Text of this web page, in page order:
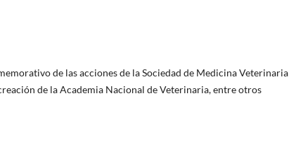
de las acciones de la Sociedad de Medicina Veterinaria
de la Academia Nacional de Veterinaria, entre otros